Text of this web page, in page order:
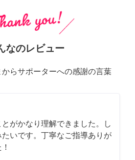
なのレビュー
らサポーターへの感謝の言葉
がかなり理解できました。し
いです。丁寧なご指導ありが